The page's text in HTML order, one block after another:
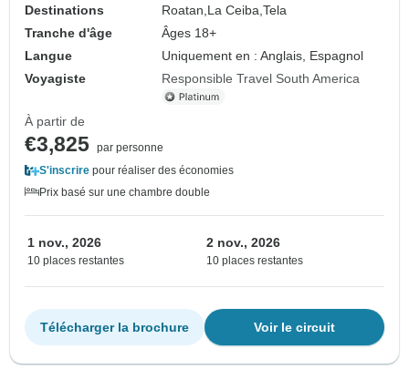
Destinations
Roatan,La Ceiba,Tela
Tranche d'âge
Âges 18+
Langue
Uniquement en : Anglais, Espagnol
Voyagiste
Responsible Travel South America
À partir de
€3,825 par personne
S'inscrire pour réaliser des économies
Prix basé sur une chambre double
1 nov., 2026
10 places restantes
2 nov., 2026
10 places restantes
Voir le circuit
Télécharger la brochure